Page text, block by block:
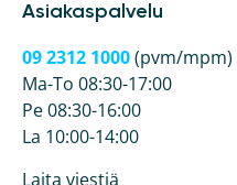
Asiakaspalvelu
09 2312 1000(pvm/mpm)
Ma-To 08:30-17:00
Pe 08:30-16:00
La 10:00-14:00
Laita viestiä